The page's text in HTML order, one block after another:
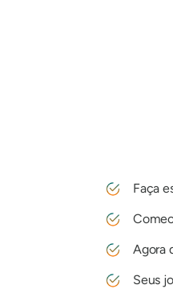
Faça
Agora
Seus